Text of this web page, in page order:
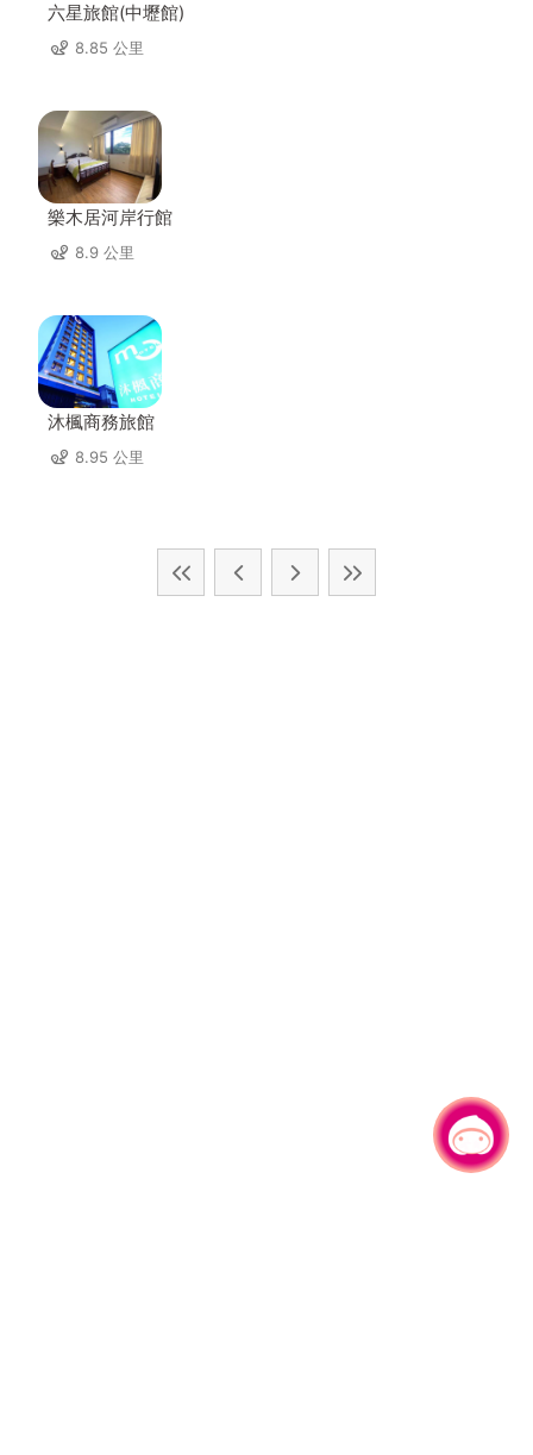
六星旅館(中壢館)
8.85 公里
樂木居河岸行館
8.9 公里
沐楓商務旅館
8.95 公里